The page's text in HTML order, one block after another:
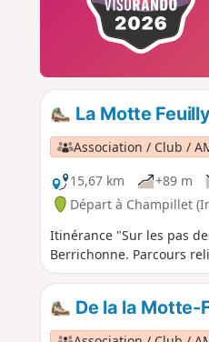
La Motte
Association / Club /
15,67 km
+89 m
Départ à Champillet
Itinérance "Sur les pas
Berrichonne. Parcours
De la la Motte-